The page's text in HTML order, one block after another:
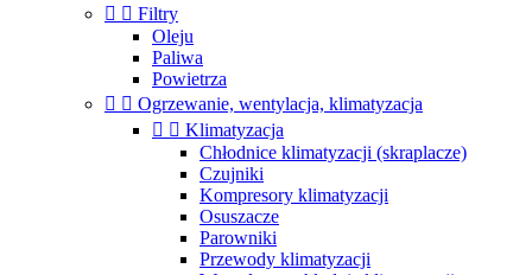
  Filtry
Oleju
Paliwa
Powietrza
  Ogrzewanie, wentylacja, klimatyzacja
  Klimatyzacja
Chłodnice klimatyzacji (skraplacze)
Czujniki
Kompresory klimatyzacji
Osuszacze
Parowniki
Przewody klimatyzacji